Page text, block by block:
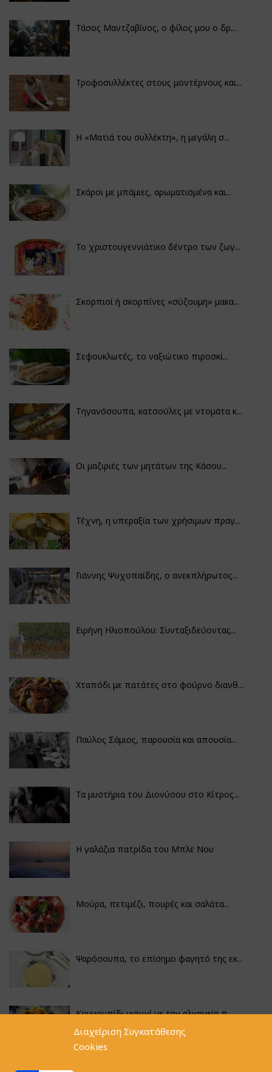
Διαχείριση Συγκατάθεσης
Cookies
Τάσος Μαντζαβίνος, ο φίλος μου ο δρ...
Τροφοσυλλέκτες στους μοντέρνους και...
H «Ματιά του συλλέκτη», η μεγάλη σ...
Σκάροι με μπάμιες, αρωματισμένα και...
Το χριστουγεννιάτικο δέντρο των ζωγ...
Σκορπιοί ή σκορπίνες «σύζουμη» μακα...
Σεφουκλωτές, το ναξιώτικο πιροσκί...
Τηγανόσουπα, κατσούλες με ντομάτα κ...
Οι μαζιριές των μητάτων της Κάσου...
Τέχνη, η υπεραξία των χρήσιμων πραγ...
Γιάννης Ψυχοπαίδης, ο ανεκπλήρωτος...
Ειρήνη Ηλιοπούλου: Συνταξιδεύοντας...
Χταπόδι με πατάτες στο φούρνο διανθ...
Παύλος Σάμιος, παρουσία και απουσία...
Τα μυστήρια του Διονύσου στο Κίτρος...
Η γαλάζια πατρίδα του Μπλε Νου
Μούρα, πετιμέζι, πουρές και σαλάτα...
Ψαρόσουπα, το επίσημο φαγητό της εκ...
Κουνουπίδι γιαχνί με την αλχημεία π...